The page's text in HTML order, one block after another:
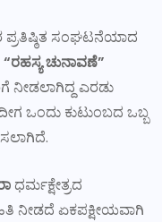
ಪ್ರತಿಷ್ಠಿತ ಸಂಘಟನೆಯಾದ
“ರಹಸ್ಯ ಚುನಾವಣೆ”
ನೀಡಲಾಗಿದ್ದ ಎರಡು
ಒಂದು ಕುಟುಂಬದ ಒಬ್ಬ
ಧರ್ಮಕ್ಷೇತ್ರದ
ನೀಡದೆ ಏಕಪಕ್ಷೀಯವಾಗಿ